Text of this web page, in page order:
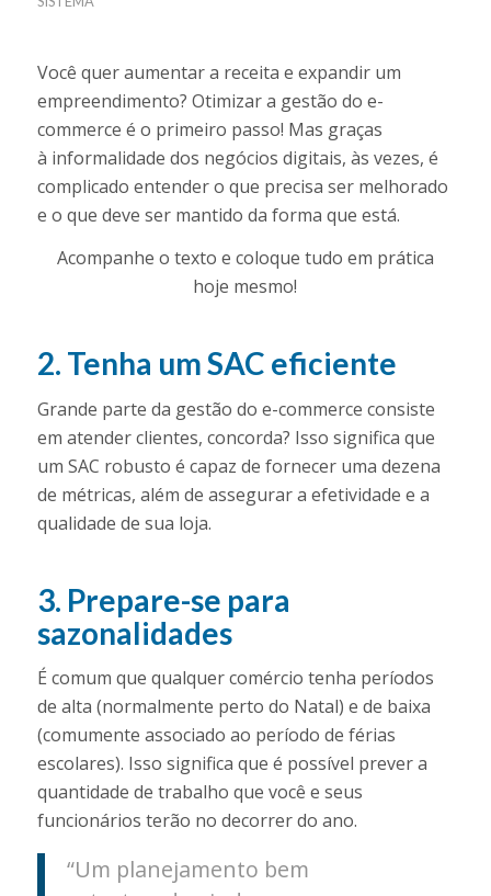
Você quer aumentar a receita e expandir um
empreendimento? Otimizar a gestão do e-
commerce é o primeiro passo! Mas graças
à informalidade dos negócios digitais, às vezes, é
complicado entender o que precisa ser melhorado
e o que deve ser mantido da forma que está.
Acompanhe o texto e coloque tudo em prática
hoje mesmo!
2. Tenha um SAC eficiente
Grande parte da gestão do e-commerce consiste
em atender clientes, concorda? Isso significa que
um SAC robusto é capaz de fornecer uma dezena
de métricas, além de assegurar a efetividade e a
qualidade de sua loja.
3. Prepare-se para
sazonalidades
É comum que qualquer comércio tenha períodos
de alta (normalmente perto do Natal) e de baixa
(comumente associado ao período de férias
escolares). Isso significa que é possível prever a
quantidade de trabalho que você e seus
funcionários terão no decorrer do ano.
“Um planejamento bem